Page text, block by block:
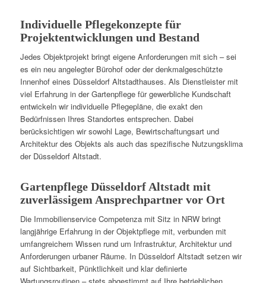
Individuelle Pflegekonzepte für
Projektentwicklungen und Bestand
Jedes Objektprojekt bringt eigene Anforderungen mit sich – sei
es ein neu angelegter Bürohof oder der denkmalgeschützte
Innenhof eines Düsseldorf Altstadthauses. Als Dienstleister mit
viel Erfahrung in der Gartenpflege für gewerbliche Kundschaft
entwickeln wir individuelle Pflegepläne, die exakt den
Bedürfnissen Ihres Standortes entsprechen. Dabei
berücksichtigen wir sowohl Lage, Bewirtschaftungsart und
Architektur des Objekts als auch das spezifische Nutzungsklima
der Düsseldorf Altstadt.
Gartenpflege Düsseldorf Altstadt mit
zuverlässigem Ansprechpartner vor Ort
Die Immobilienservice Competenza mit Sitz in NRW bringt
langjährige Erfahrung in der Objektpflege mit, verbunden mit
umfangreichem Wissen rund um Infrastruktur, Architektur und
Anforderungen urbaner Räume. In Düsseldorf Altstadt setzen wir
auf Sichtbarkeit, Pünktlichkeit und klar definierte